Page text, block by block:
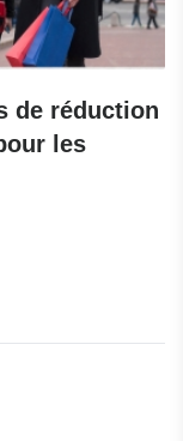
de réduction
les